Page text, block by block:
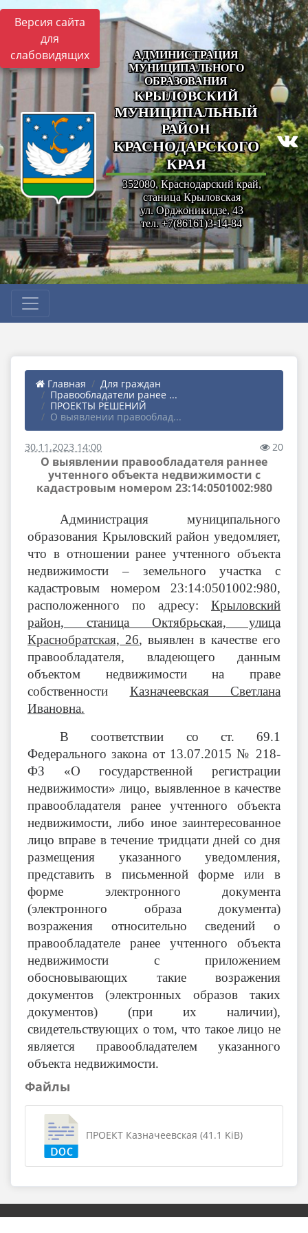
Версия сайта
для
слабовидящих
АДМИНИСТРАЦИЯ
МУНИЦИПАЛЬНОГО
ОБРАЗОВАНИЯ
КРЫЛОВСКИЙ
МУНИЦИПАЛЬНЫЙ
РАЙОН
КРАСНОДАРСКОГО
КРАЯ
352080, Краснодарский край,
станица Крыловская
ул. Орджоникидзе, 43
тел. +7(86161)3-14-84
Главная
Для граждан
Правообладатели ранее ...
ПРОЕКТЫ РЕШЕНИЙ
О выявлении правооблад...
30.11.2023 14:00 20
О выявлении правообладателя раннее
учтенного объекта недвижимости с
кадастровым номером 23:14:0501002:980
Администрация муниципального
образования Крыловский район уведомляет,
что в отношении ранее учтенного объекта
недвижимости – земельного участка с
кадастровым номером 23:14:0501002:980,
расположенного по адресу: Крыловский
район, станица Октябрьская, улица
Краснобратская, 26, выявлен в качестве его
правообладателя, владеющего данным
объектом недвижимости на праве
собственности Казначеевская Светлана
Ивановна.
В соответствии со ст. 69.1
Федерального закона от 13.07.2015 № 218-
ФЗ «О государственной регистрации
недвижимости» лицо, выявленное в качестве
правообладателя ранее учтенного объекта
недвижимости, либо иное заинтересованное
лицо вправе в течение тридцати дней со дня
размещения указанного уведомления,
представить в письменной форме или в
форме электронного документа
(электронного образа документа)
возражения относительно сведений о
правообладателе ранее учтенного объекта
недвижимости с приложением
обосновывающих такие возражения
документов (электронных образов таких
документов) (при их наличии),
свидетельствующих о том, что такое лицо не
является правообладателем указанного
объекта недвижимости.
Файлы
ПРОЕКТ Казначеевская (41.1 KiB)